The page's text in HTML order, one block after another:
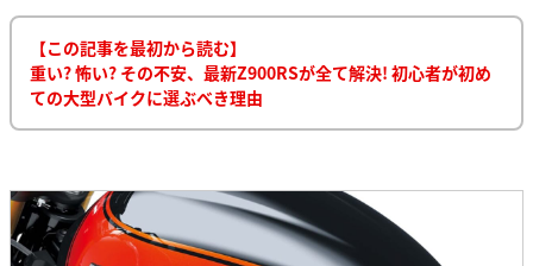
【この記事を最初から読む】
重い? 怖い? その不安、最新Z900RSが全て解決! 初心者が初め
ての大型バイクに選ぶべき理由